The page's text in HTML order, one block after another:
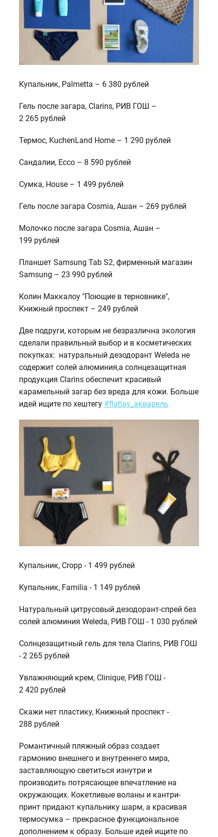
Купальник, Palmetta – 6 380 рублей
Гель после загара, Clarins, РИВ ГОШ –
2 265 рублей
Термос, KuchenLand Home – 1 290 рублей
Сандалии, Ecco – 8 590 рублей
Сумка, House – 1 499 рублей
Гель после загара Cosmia, Ашан – 269 рублей
Молочко после загара Cosmia, Ашан –
199 рублей
Планшет Samsung Tab S2, фирменный магазин
Samsung – 23 990 рублей
Колин Маккалоу "Поющие в терновнике",
Книжный проспект – 249 рублей
Две подруги, которым не безразлична экология
сделали правильный выбор и в косметических
покупках: натуральный дезодорант Weleda не
содержит солей алюминия,а солнцезащитная
продукция Clarins обеспечит красивый
карамельный загар без вреда для кожи. Больше
идей ищите по хештегу #flatlay_акварель
Купальник, Cropp - 1 499 рублей
Купальник, Familia - 1 149 рублей
Натуральный цитрусовый дезодорант-спрей без
солей алюминия Weleda, РИВ ГОШ - 1 030 рублей
Солнцезащитный гель для тела Clarins, РИВ ГОШ
- 2 265 рублей
Увлажняющий крем, Clinique, РИВ ГОШ -
2 420 рублей
Скажи нет пластику, Книжный проспект -
288 рублей
Романтичный пляжный образ создает
гармонию внешнего и внутреннего мира,
заставляющую светиться изнутри и
производить потрясающее впечатление на
окружающих. Кокетливые воланы и кантри-
принт придают купальнику шарм, а красивая
термосумка – прекрасное функциональное
дополнением к образу. Больше идей ищите по